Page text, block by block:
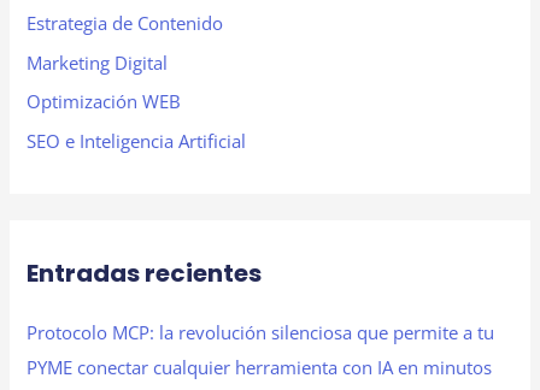
Estrategia de Contenido
Marketing Digital
Optimización WEB
SEO e Inteligencia Artificial
Entradas recientes
Protocolo MCP: la revolución silenciosa que permite a tu
PYME conectar cualquier herramienta con IA en minutos